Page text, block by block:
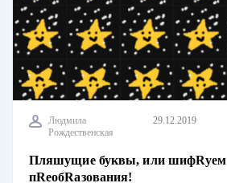
Людмила
Рождественская
29.12.2019
Пляшущие буквы, или шифRуем
пRеобRазования!